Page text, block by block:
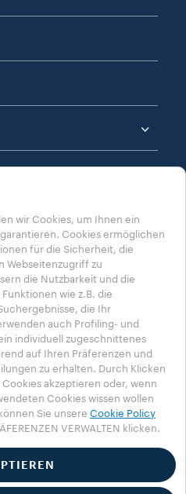
Cookie-Richtlinie​
vorbehalten – USt-IdNr. 00470550013
wir Cookies, um Ihnen ein
Cookies ermöglichen
für die Sicherheit, die
Webseitenzugriff zu
die Nutzbarkeit und die
wie z.B. die
die Ihr
auch Profiling- und
individuell zugeschnittenes
auf Ihren Präferenzen und
zu erhalten. Durch Klicken
akzeptieren oder, wenn
Cookies wissen wollen
Sie unsere Cookie Policy
VERWALTEN klicken.